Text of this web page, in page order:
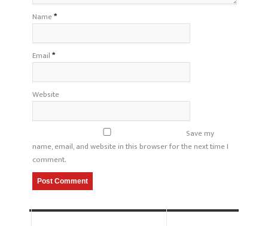
Name*
Email*
Website
Save my
name, email, and website in this browser for the next time I
comment.